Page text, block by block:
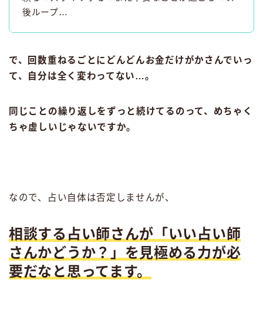
後ループ…
で、回数重ねるごとにどんどんお金だけがかさんでいっ
て、自分は全く変わってない…。
同じことの繰り返しをずっと続けてるのって、めちゃく
ちゃ虚しいじゃないですか。
なので、占い自体は否定しませんが、
相談する占い師さんが「いい占い師
さんかどうか？」を見極める力が必
要だなと思ってます。